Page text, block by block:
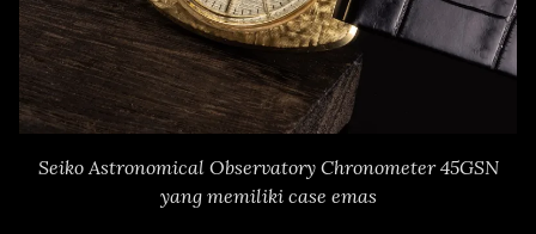
Seiko Astronomical Observatory Chronometer 45GSN
yang memiliki case emas